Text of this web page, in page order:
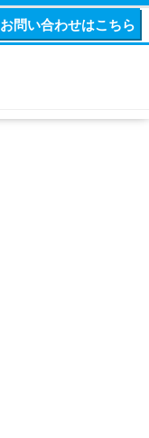
お問い合わせはこちら